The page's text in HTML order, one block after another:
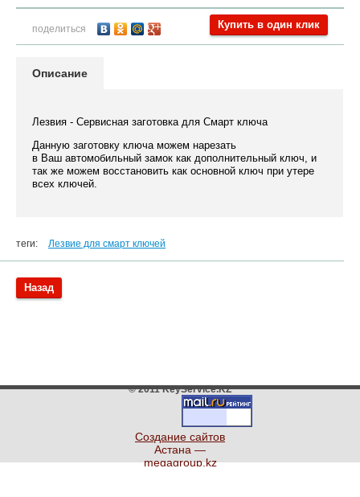
поделиться Купить в один клик
Описание
Лезвия - Сервисная заготовка для Смарт ключа
Данную заготовку ключа можем нарезать
в Ваш автомобильный замок как дополнительный ключ, и
так же можем восстановить как основной ключ при утере
всех ключей.
теги: Лезвие для смарт ключей
Назад
© 2011 KeyService.KZ
Создание сайтов
Астана —
megagroup.kz